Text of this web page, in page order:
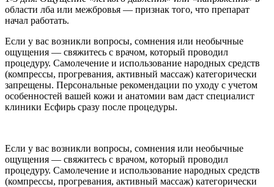
области лба или межбровья — признак того, что препарат
начал работать.
Если у вас возникли вопросы, сомнения или необычные
ощущения — свяжитесь с врачом, который проводил
процедуру. Самолечение и использование народных средств
(компрессы, прогревания, активный массаж) категорически
запрещены. Персональные рекомендации по уходу с учетом
особенностей вашей кожи и анатомии вам даст специалист
клиники Есфирь сразу после процедуры.
Если у вас возникли вопросы, сомнения или необычные
ощущения — свяжитесь с врачом, который проводил
процедуру. Самолечение и использование народных средств
(компрессы, прогревания, активный массаж) категорически